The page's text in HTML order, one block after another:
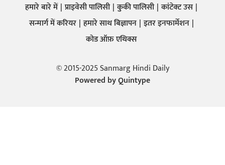
हमारे बारे में प्राइवेसी पालिसी कुकी पालिसी कांटेक्ट उस
सन्मार्ग में करियर हमारे साथ बिज्ञापन इतर इनफार्मेशन
कोड ऑफ़ एथिक्स
© 2015-2025 Sanmarg Hindi Daily
Powered byQuintype